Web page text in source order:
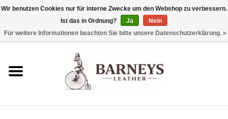
0 Artikel - €0,00
Geldbörse
Wir benutzen Cookies nur für interne Zwecke um den Webshop zu verbessern.
Ist das in Ordnung?
Ja
Nein
Für weitere Informationen beachten Sie bitte unsere Datenschutzerklärung. »